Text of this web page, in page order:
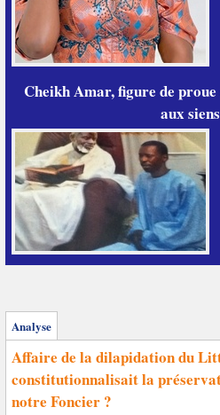
Cheikh Amar, figure de
aux siens
Analyse
Affaire de la dilapidation du
constitutionnalisait la
notre Foncier ?